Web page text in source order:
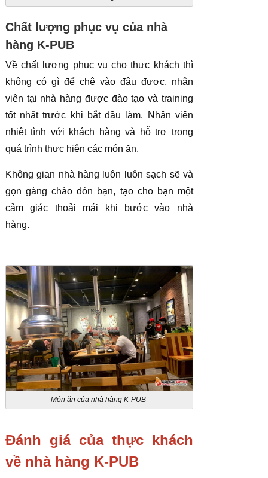
Chất lượng phục vụ của nhà
hàng K-PUB
Về chất lượng phục vụ cho thực khách thì
không có gì để chê vào đâu được, nhân
viên tại nhà hàng được đào tạo và training
tốt nhất trước khi bắt đầu làm. Nhân viên
nhiệt tình với khách hàng và hỗ trợ trong
quá trình thực hiện các món ăn.
Không gian nhà hàng luôn luôn sạch sẽ và
gọn gàng chào đón bạn, tạo cho bạn một
cảm giác thoải mái khi bước vào nhà
hàng.
Món ăn của nhà hàng K-PUB
Đánh giá của thực khách
về nhà hàng K-PUB